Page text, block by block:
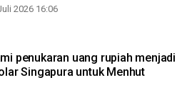
2026 16:06
penukaran uang rupiah menjadi
Singapura untuk Menhut